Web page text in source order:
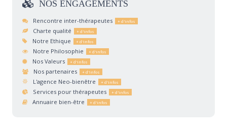
NOS ENGAGEMENTS
Rencontre inter-thérapeutes
Charte qualité
Notre Ethique
Notre Philosophie
Nos Valeurs
Nos partenaires
L'agence Neo-bienêtre
Services pour thérapeutes
Annuaire bien-être